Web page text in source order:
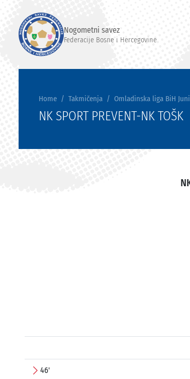
Nogometni savez
Federacije Bosne i Hercegovine
Home Takmičenja Omladinska liga BiH
NK SPORT PREVENT-NK TOŠK
46'